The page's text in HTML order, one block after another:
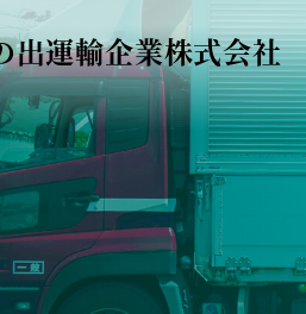
出運輸企業株式会社